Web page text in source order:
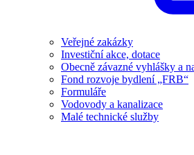
Veřejné zakázky
Investiční akce, dotace
Obecně závazné vyhlášky a
Fond rozvoje bydlení „FRB“
Formuláře
Vodovody a kanalizace
Malé technické služby